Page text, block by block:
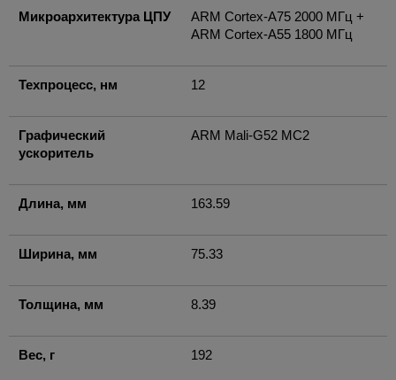
Микроархитектура ЦПУ
ARM Cortex-A75 2000 МГц +
ARM Cortex-A55 1800 МГц
Техпроцесс, нм 12
Графический
ускоритель
ARM Mali-G52 MC2
Длина, мм 163.59
Ширина, мм 75.33
Толщина, мм 8.39
Вес, г 192